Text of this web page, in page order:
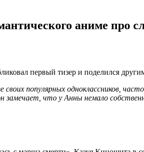
аниме про
первый тизер и поделился
популярных одноклассников,
замечает, что у Анны немало